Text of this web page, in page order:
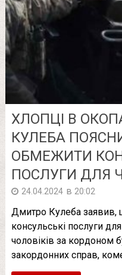
ХЛОПЦІ В
КУЛЕБА
ОБМЕЖИТИ
ПОСЛУГИ ДЛЯ
24.04.2024 в 20:02
Дмитро Кулеба заявив,
консульські послуги
чоловіків за кордоном
закордонних справ,